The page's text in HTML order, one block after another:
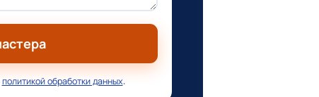
политикой обработки данных.